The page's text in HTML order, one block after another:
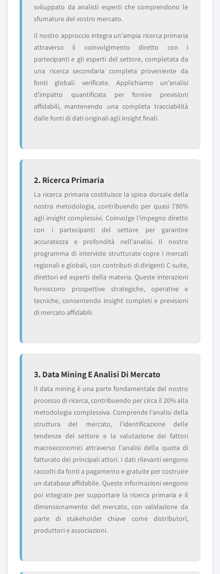
sviluppato da analisti esperti che comprendono le
sfumature del vostro mercato.
Il nostro approccio integra un'ampia ricerca primaria
attraverso il coinvolgimento diretto con i
partecipanti e gli esperti del settore, completata da
una ricerca secondaria completa proveniente da
fonti globali verificate. Applichiamo un'analisi
d'impatto quantificata per fornire previsioni
affidabili, mantenendo una completa tracciabilità
dalle fonti di dati originali agli insight finali.
2. Ricerca Primaria
La ricerca primaria costituisce la spina dorsale della
nostra metodologia, contribuendo per quasi l'80%
agli insight complessivi. Coinvolge l'impegno diretto
con i partecipanti del settore per garantire
accuratezza e profondità nell'analisi. Il nostro
programma di interviste strutturate copre i mercati
regionali e globali, con contributi di dirigenti C-suite,
direttori ed esperti della materia. Queste interazioni
forniscono prospettive strategiche, operative e
tecniche, consentendo insight completi e previsioni
di mercato affidabili.
3. Data Mining E Analisi Di Mercato
Il data mining è una parte fondamentale del nostro
processo di ricerca, contribuendo per circa il 20% alla
metodologia complessiva. Comprende l'analisi della
struttura del mercato, l'identificazione delle
tendenze del settore e la valutazione dei fattori
macroeconomici attraverso l'analisi della quota di
fatturato dei principali attori. I dati rilevanti vengono
raccolti da fonti a pagamento e gratuite per costruire
un database affidabile. Queste informazioni vengono
poi integrate per supportare la ricerca primaria e il
dimensionamento del mercato, con validazione da
parte di stakeholder chiave come distributori,
produttori e associazioni.